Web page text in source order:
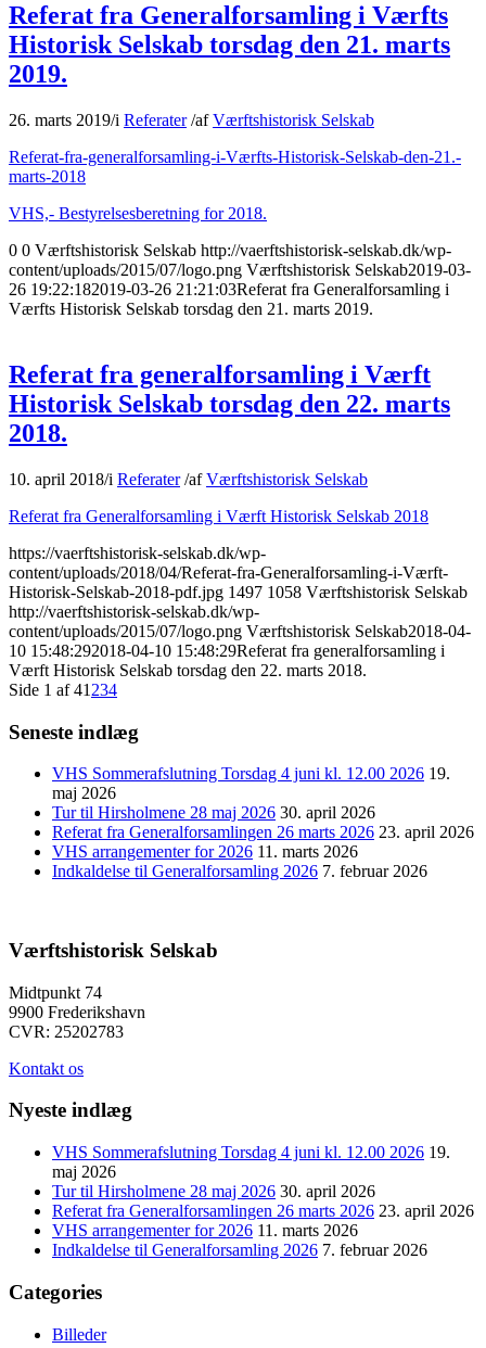
Referat fra Generalforsamling i Værfts
Historisk Selskab torsdag den 21. marts
2019.
26. marts 2019/i Referater /afVærftshistorisk Selskab
Referat-fra-generalforsamling-i-Værfts-Historisk-Selskab-den-21.-
marts-2018
VHS,- Bestyrelsesberetning for 2018.
0 0 Værftshistorisk Selskab http://vaerftshistorisk-selskab.dk/wp-
content/uploads/2015/07/logo.png Værftshistorisk Selskab2019-03-
26 19:22:182019-03-26 21:21:03Referat fra Generalforsamling i
Værfts Historisk Selskab torsdag den 21. marts 2019.
Referat fra generalforsamling i Værft
Historisk Selskab torsdag den 22. marts
2018.
10. april 2018/i Referater /afVærftshistorisk Selskab
Referat fra Generalforsamling i Værft Historisk Selskab 2018
https://vaerftshistorisk-selskab.dk/wp-
content/uploads/2018/04/Referat-fra-Generalforsamling-i-Værft-
Historisk-Selskab-2018-pdf.jpg 1497 1058 Værftshistorisk Selskab
http://vaerftshistorisk-selskab.dk/wp-
content/uploads/2015/07/logo.png Værftshistorisk Selskab2018-04-
10 15:48:292018-04-10 15:48:29Referat fra generalforsamling i
Værft Historisk Selskab torsdag den 22. marts 2018.
Side 1 af 41 234
Seneste indlæg
VHS Sommerafslutning Torsdag 4 juni kl. 12.00 2026 19.
maj 2026
Tur til Hirsholmene 28 maj 2026 30. april 2026
Referat fra Generalforsamlingen 26 marts 2026 23. april 2026
VHS arrangementer for 2026 11. marts 2026
Indkaldelse til Generalforsamling 2026 7. februar 2026
Værftshistorisk Selskab
Midtpunkt 74
9900 Frederikshavn
CVR: 25202783
Kontakt os
Nyeste indlæg
VHS Sommerafslutning Torsdag 4 juni kl. 12.00 2026 19.
maj 2026
Tur til Hirsholmene 28 maj 2026 30. april 2026
Referat fra Generalforsamlingen 26 marts 2026 23. april 2026
VHS arrangementer for 2026 11. marts 2026
Indkaldelse til Generalforsamling 2026 7. februar 2026
Categories
Billeder